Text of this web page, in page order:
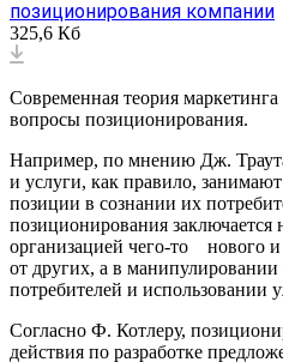
позиционирования компании
325,6 Кб
Современная теория
вопросы позиционирования.
Например, по мнению Дж.
и услуги, как правило,
позиции в сознании их
позиционирования заключается
организацией чего-то нового и
от других, а в манипулировании
потребителей и использовании
Согласно Ф. Котлеру,
действия по разработке